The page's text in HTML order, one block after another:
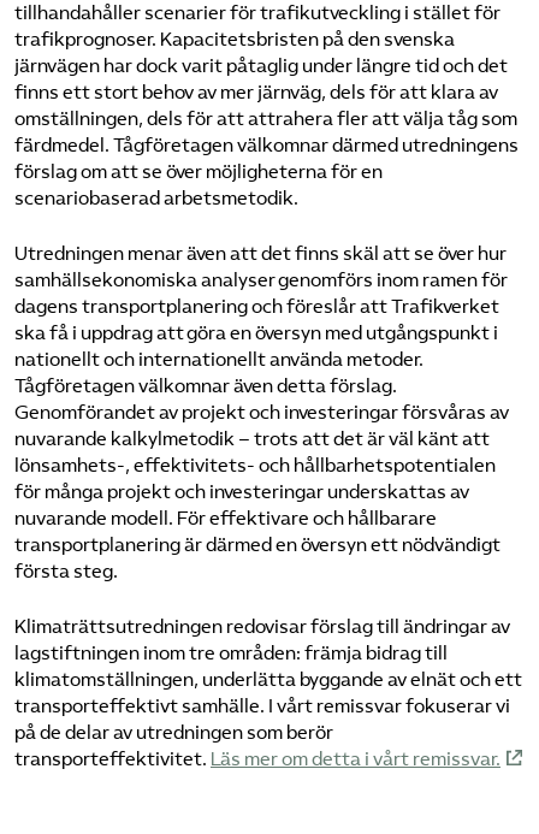
tillhandahåller scenarier för trafikutveckling i stället för
trafikprognoser. Kapacitetsbristen på den svenska
järnvägen har dock varit påtaglig under längre tid och det
finns ett stort behov av mer järnväg, dels för att klara av
omställningen, dels för att attrahera fler att välja tåg som
färdmedel. Tågföretagen välkomnar därmed utredningens
förslag om att se över möjligheterna för en
scenariobaserad arbetsmetodik.
Utredningen menar även att det finns skäl att se över hur
samhällsekonomiska analyser genomförs inom ramen för
dagens transportplanering och föreslår att Trafikverket
ska få i uppdrag att göra en översyn med utgångspunkt i
nationellt och internationellt använda metoder.
Tågföretagen välkomnar även detta förslag.
Genomförandet av projekt och investeringar försvåras av
nuvarande kalkylmetodik – trots att det är väl känt att
lönsamhets-, effektivitets- och hållbarhetspotentialen
för många projekt och investeringar underskattas av
nuvarande modell. För effektivare och hållbarare
transportplanering är därmed en översyn ett nödvändigt
första steg.
Klimaträttsutredningen redovisar förslag till ändringar av
lagstiftningen inom tre områden: främja bidrag till
klimatomställningen, underlätta byggande av elnät och ett
transporteffektivt samhälle. I vårt remissvar fokuserar vi
på de delar av utredningen som berör
transporteffektivitet. Läs mer om detta i vårt remissvar.